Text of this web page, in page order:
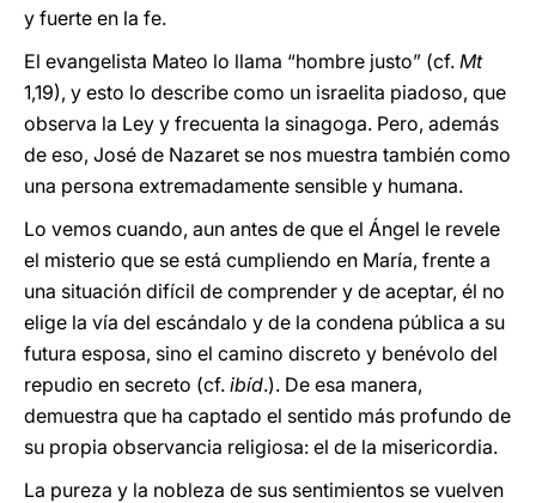
y fuerte en la fe.
El evangelista Mateo lo llama “hombre justo” (cf. Mt
1,19), y esto lo describe como un israelita piadoso, que
observa la Ley y frecuenta la sinagoga. Pero, además
de eso, José de Nazaret se nos muestra también como
una persona extremadamente sensible y humana.
Lo vemos cuando, aun antes de que el Ángel le revele
el misterio que se está cumpliendo en María, frente a
una situación difícil de comprender y de aceptar, él no
elige la vía del escándalo y de la condena pública a su
futura esposa, sino el camino discreto y benévolo del
repudio en secreto (cf. ibíd.). De esa manera,
demuestra que ha captado el sentido más profundo de
su propia observancia religiosa: el de la misericordia.
La pureza y la nobleza de sus sentimientos se vuelven